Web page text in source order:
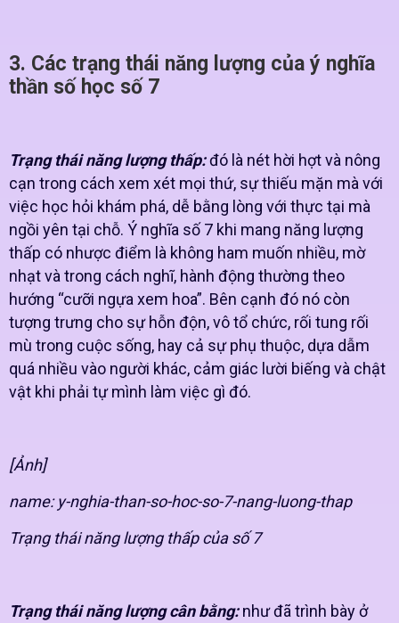
3. Các trạng thái năng lượng của ý nghĩa
thần số học số 7
Trạng thái năng lượng thấp:đó là nét hời hợt và nông
cạn trong cách xem xét mọi thứ, sự thiếu mặn mà với
việc học hỏi khám phá, dễ bằng lòng với thực tại mà
ngồi yên tại chỗ. Ý nghĩa số 7 khi mang năng lượng
thấp có nhược điểm là không ham muốn nhiều, mờ
nhạt và trong cách nghĩ, hành động thường theo
hướng “cưỡi ngựa xem hoa”. Bên cạnh đó nó còn
tượng trưng cho sự hỗn độn, vô tổ chức, rối tung rối
mù trong cuộc sống, hay cả sự phụ thuộc, dựa dẫm
quá nhiều vào người khác, cảm giác lười biếng và chật
vật khi phải tự mình làm việc gì đó.
[Ảnh]
name: y-nghia-than-so-hoc-so-7-nang-luong-thap
Trạng thái năng lượng thấp của số 7
Trạng thái năng lượng cân bằng:như đã trình bày ở